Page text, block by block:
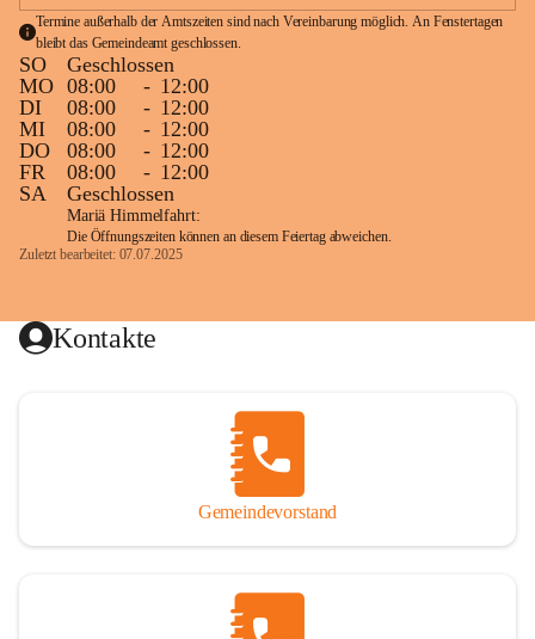
Termine außerhalb der Amtszeiten sind nach Vereinbarung möglich. An Fenstertagen
bleibt das Gemeindeamt geschlossen.
SO
Geschlossen
MO 08:00 - 12:00
DI
08:00 - 12:00
MI
08:00 - 12:00
DO
08:00 - 12:00
FR
08:00 - 12:00
SA
Geschlossen
Mariä Himmelfahrt:
Die Öffnungszeiten können an diesem Feiertag abweichen.
Zuletzt bearbeitet: 07.07.2025
Kontakte
Gemeindevorstand